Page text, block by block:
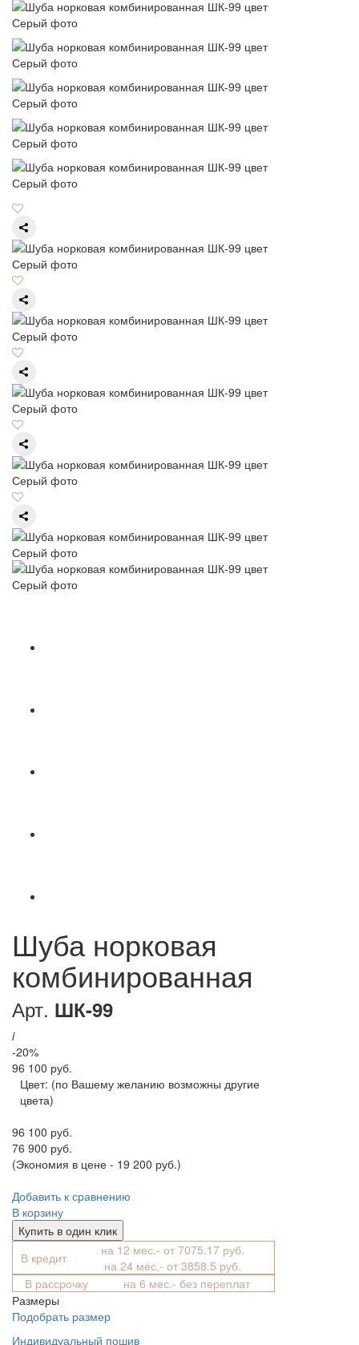
Шуба норковая
комбинированная
Арт. ШК-99
i
-20%
96 100 руб.
Цвет: (по Вашему желанию возможны другие
цвета)
96 100 руб.
76 900 руб.
(Экономия в цене - 19 200 руб.)
Добавить к сравнению
В корзину
Купить в один клик
В кредит
на 12 мес.- от 7075.17 руб.
на 24 мес.- от 3858.5 руб.
В рассрочку
на 6 мес.- без переплат
Размеры
Подобрать размер
Индивидуальный пошив